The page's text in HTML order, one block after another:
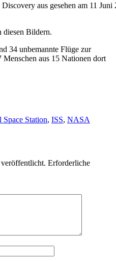
aus gesehen am 11 Juni
diesen Bildern.
34 unbemannte Flüge zur
Menschen aus 15 Nationen dort
Space Station, ISS, NASA
Erforderliche